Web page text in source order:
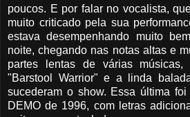
poucos. E por falar no vocalista,
muito criticado pela sua
estava desempenhando muito
noite, chegando nas notas altas e
partes lentas de várias músicas,
"Barstool Warrior" e a linda
sucederam o show. Essa última
DEMO de 1996, com letras